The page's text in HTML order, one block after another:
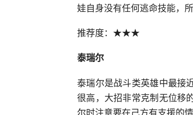
娃自身没有任何逃命技能，
推荐度：★★★
泰瑞尔
泰瑞尔是战斗类英雄中最接
很高，大招非常克制无位移
尔时注意要在己方有支援的